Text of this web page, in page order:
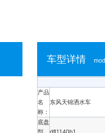
车型详情
产品
名
称：
东风天锦洒水车
底盘